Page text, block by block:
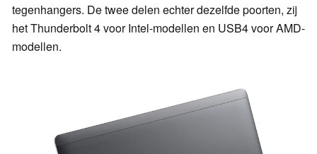
tegenhangers. De twee delen echter dezelfde poorten, zij
het Thunderbolt 4 voor Intel-modellen en USB4 voor AMD-
modellen.